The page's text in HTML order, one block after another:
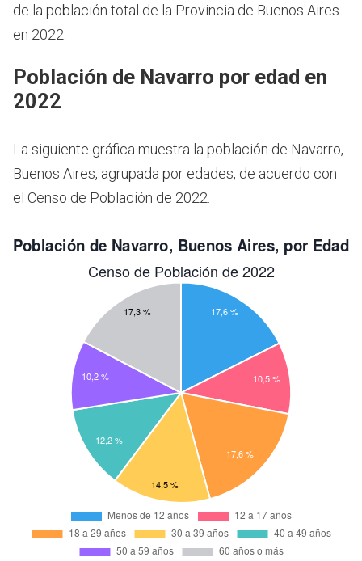
de la población total de la Provincia de Buenos Aires
en 2022.
Población de Navarro por edad en
2022
La siguiente gráfica muestra la población de Navarro,
Buenos Aires, agrupada por edades, de acuerdo con
el Censo de Población de 2022.